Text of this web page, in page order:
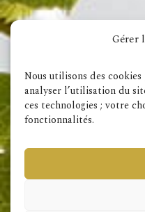
Gérer
Nous utilisons des
analyser l’utilisation du
ces technologies ; votre
fonctionnalités.